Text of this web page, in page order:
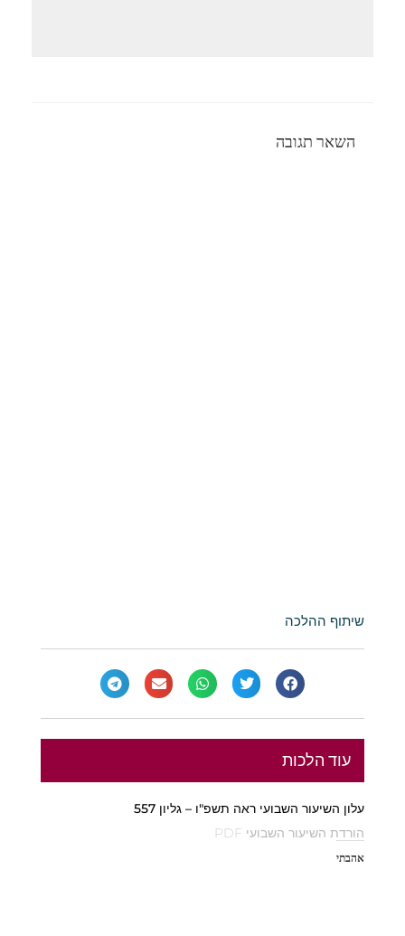
השאר תגובה
שיתוף ההלכה
עוד הלכות
עלון השיעור השבועי ראה תשפ"ו – גליון 557
הורדת השיעור השבועי PDF
אהבתי